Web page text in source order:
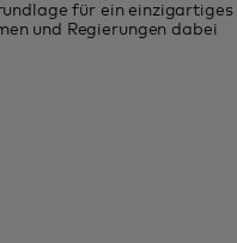
für ein einzigartiges
und Regierungen dabei